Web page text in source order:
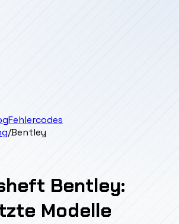
Fehlercodes
/Bentley
Bentley:
Modelle